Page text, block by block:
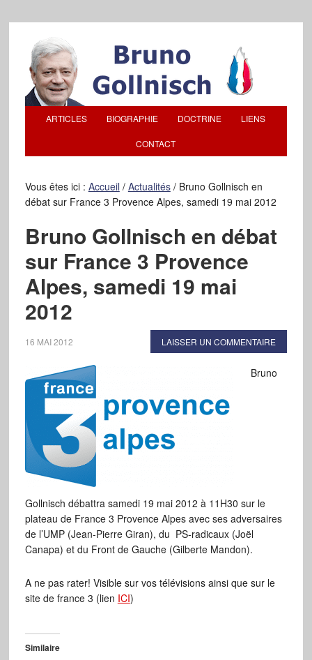
ARTICLES BIOGRAPHIE DOCTRINE LIENS
CONTACT
Vous êtes ici : Accueil / Actualités /Bruno Gollnisch en
débat sur France 3 Provence Alpes, samedi 19 mai 2012
Bruno Gollnisch en débat
sur France 3 Provence
Alpes, samedi 19 mai
2012
16 MAI 2012 LAISSER UN COMMENTAIRE
Bruno
Gollnisch débattra samedi 19 mai 2012 à 11H30 sur le
plateau de France 3 Provence Alpes avec ses adversaires
de l’UMP (Jean-Pierre Giran), du PS-radicaux (Joël
Canapa) et du Front de Gauche (Gilberte Mandon).
A ne pas rater! Visible sur vos télévisions ainsi que sur le
site de france 3 (lien ICI)
Similaire